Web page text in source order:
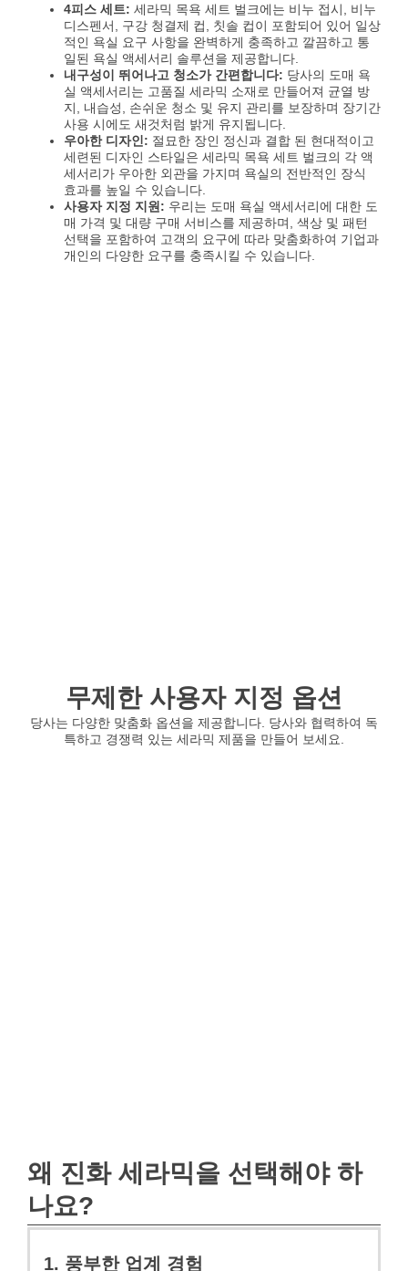
4피스 세트: 세라믹 목욕 세트 벌크에는 비누 접시, 비누
디스펜서, 구강 청결제 컵, 칫솔 컵이 포함되어 있어 일상
적인 욕실 요구 사항을 완벽하게 충족하고 깔끔하고 통
일된 욕실 액세서리 솔루션을 제공합니다.
내구성이 뛰어나고 청소가 간편합니다: 당사의 도매 욕
실 액세서리는 고품질 세라믹 소재로 만들어져 균열 방
지, 내습성, 손쉬운 청소 및 유지 관리를 보장하며 장기간
사용 시에도 새것처럼 밝게 유지됩니다.
우아한 디자인: 절묘한 장인 정신과 결합 된 현대적이고
세련된 디자인 스타일은 세라믹 목욕 세트 벌크의 각 액
세서리가 우아한 외관을 가지며 욕실의 전반적인 장식
효과를 높일 수 있습니다.
사용자 지정 지원: 우리는 도매 욕실 액세서리에 대한 도
매 가격 및 대량 구매 서비스를 제공하며, 색상 및 패턴
선택을 포함하여 고객의 요구에 따라 맞춤화하여 기업과
개인의 다양한 요구를 충족시킬 수 있습니다.
무제한 사용자 지정 옵션
당사는 다양한 맞춤화 옵션을 제공합니다. 당사와 협력하여 독
특하고 경쟁력 있는 세라믹 제품을 만들어 보세요.
왜 진화 세라믹을 선택해야 하
나요?
1. 풍부한 업계 경험